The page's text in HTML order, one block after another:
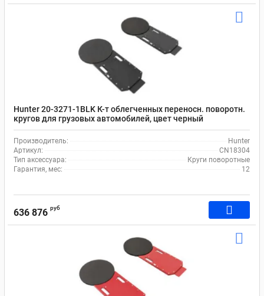
Hunter 20-3271-1BLK К-т облегченных переносн. поворотн.
кругов для грузовых автомобилей, цвет черный
Производитель:
Hunter
Артикул:
CN18304
Тип аксессуара:
Круги поворотные
Гарантия, мес:
12
636 876 руб